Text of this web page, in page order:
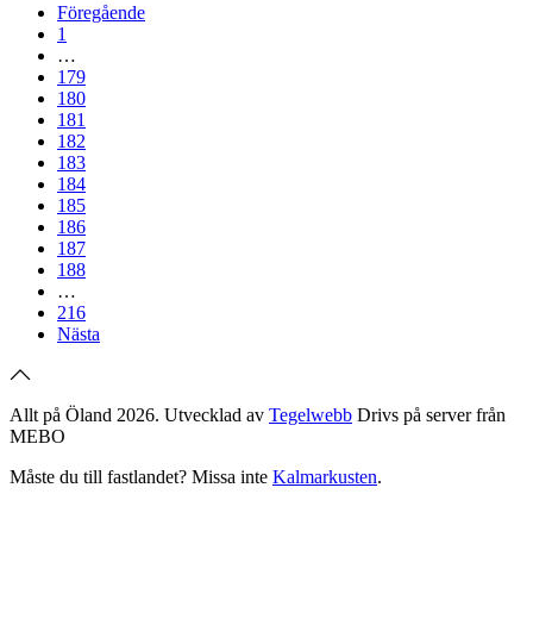
Föregående
1
…
179
180
181
182
183
184
185
186
187
188
…
216
Nästa
Allt på Öland 2026. Utvecklad av Tegelwebb Drivs på server från
MEBO
Måste du till fastlandet? Missa inte Kalmarkusten.